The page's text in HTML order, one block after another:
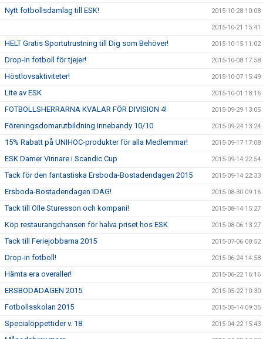
Nytt fotbollsdamlag till ESK! 2015-10-28 10:08
2015-10-21 15:41
HELT Gratis Sportutrustning till Dig som Behöver! 2015-10-15 11:02
Drop-In fotboll för tjejer! 2015-10-08 17:58
Höstlovsaktiviteter! 2015-10-07 15:49
Lite av ESK 2015-10-01 18:16
FOTBOLLSHERRARNA KVALAR FÖR DIVISION 4! 2015-09-29 13:05
Föreningsdomarutbildning Innebandy 10/10 2015-09-24 13:24
15% Rabatt på UNIHOC-produkter för alla Medlemmar! 2015-09-17 17:08
ESK Damer Vinnare i Scandic Cup 2015-09-14 22:54
Tack för den fantastiska Ersboda-Bostadendagen 2015 2015-09-14 22:33
Ersboda-Bostadendagen IDAG! 2015-08-30 09:16
Tack till Olle Sturesson och kompani! 2015-08-14 15:27
Köp restaurangchansen för halva priset hos ESK 2015-08-06 13:27
Tack till Feriejobbarna 2015 2015-07-06 08:52
Drop-in fotboll! 2015-06-24 14:58
Hämta era overaller! 2015-06-22 16:16
ERSBODADAGEN 2015 2015-05-22 10:30
Fotbollsskolan 2015 2015-05-14 09:35
Specialöppettider v. 18 2015-04-22 15:43